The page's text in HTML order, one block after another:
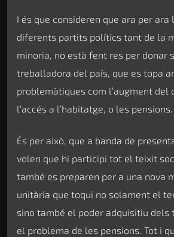
I és que consideren que ara per ara
diferents partits polítics tant de la
minoria, no està fent res per donar
treballadora del país, que es topa
problemàtiques com l’augment del
l’accés a l’habitatge, o les pensions.
És per això, que a banda de
volen que hi participi tot el teixit
també es preparen per a una nova
unitària que toqui no solament el
sino també el poder adquisitiu dels
el problema de les pensions. Tot i